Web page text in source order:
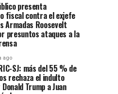
presenta
fiscal contra el exjefe
Armadas Roosevelt
presuntos ataques a la
ago
SJ: más del 55 % de
rechaza el indulto
Trump a Juan